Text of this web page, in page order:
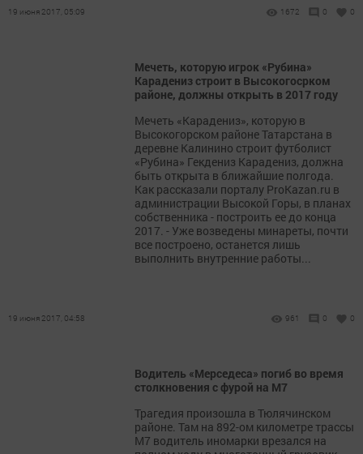
19 июня 2017, 05:09 1672 0 0
Мечеть, которую игрок «Рубина»
Карадениз строит в Высокогосрком
районе, должны открыть в 2017 году
Мечеть «Карадениз», которую в
Высокогорском районе Татарстана в
деревне Калинино строит футболист
«Рубина» Гекдениз Карадениз, должна
быть открыта в ближайшие полгода.
Как рассказали порталу ProKazan.ru в
администрации Высокой Горы, в планах
собственника - построить ее до конца
2017. - Уже возведены минареты, почти
все построено, останется лишь
выполнить внутренние работы...
19 июня 2017, 04:58 961 0 0
Водитель «Мерседеса» погиб во время
столкновения с фурой на М7
Трагедия произошла в Тюлячинском
районе. Там на 892-ом километре трассы
М7 водитель иномарки врезался на